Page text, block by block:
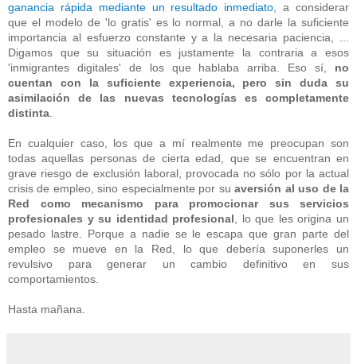
ganancia rápida mediante un resultado inmediato , a considerar
que el modelo de 'lo gratis' es lo normal, a no darle la suficiente
importancia al esfuerzo constante y a la necesaria paciencia, ...
Digamos que su situación es justamente la contraria a esos
'inmigrantes digitales' de los que hablaba arriba. Eso sí, no
cuentan con la suficiente experiencia, pero sin duda su
asimilación de las nuevas tecnologías es completamente
distinta
En cualquier caso, los que a mí realmente me preocupan son
todas aquellas personas de cierta edad, que se encuentran en
grave riesgo de exclusión laboral, provocada no sólo por la actual
crisis de empleo, sino especialmente por suaversión al uso de la
Red como mecanismo para promocionar sus servicios
profesionales y su identidad profesional , lo que les origina un
pesado lastre. Porque a nadie se le escapa que gran parte del
empleo se mueve en la Red, lo que debería suponerles un
revulsivo para generar un cambio definitivo en sus
comportamientos.
Hasta mañana.